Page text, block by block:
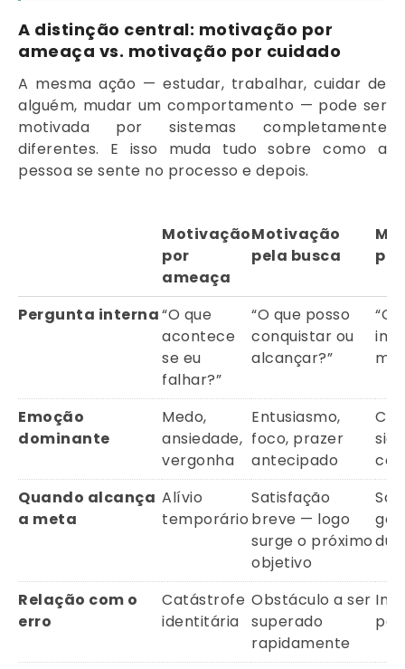
A distinção central: motivação por
ameaça vs. motivação por cuidado
A mesma ação — estudar, trabalhar, cuidar de
alguém, mudar um comportamento — pode ser
motivada por sistemas completamente
diferentes. E isso muda tudo sobre como a
pessoa se sente no processo e depois.
Motivação
por
ameaça
Motivação
pela busca
Pergunta interna“O que
acontece
se eu
falhar?”
“O que posso
conquistar ou
alcançar?”
“O
Emoção
dominante
Medo,
ansiedade,
vergonha
Entusiasmo,
foco, prazer
antecipado
Quando alcança
a meta
Alívio
temporário
Satisfação
breve — logo
surge o próximo
objetivo
Relação com o
erro
Catástrofe
identitária
Obstáculo a ser
superado
rapidamente